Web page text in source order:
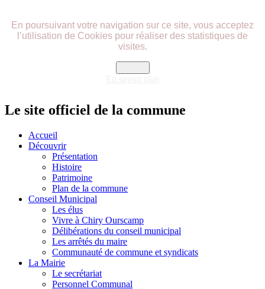
En poursuivant votre navigation sur ce site, vous acceptez
l’utilisation de Cookies pour réaliser des statistiques de
visites.
Le site officiel de la commune
Accueil
Découvrir
Présentation
Histoire
Patrimoine
Plan de la commune
Conseil Municipal
Les élus
Vivre à Chiry Ourscamp
Délibérations du conseil municipal
Les arrêtés du maire
Communauté de commune et syndicats
La Mairie
Le secrétariat
Personnel Communal